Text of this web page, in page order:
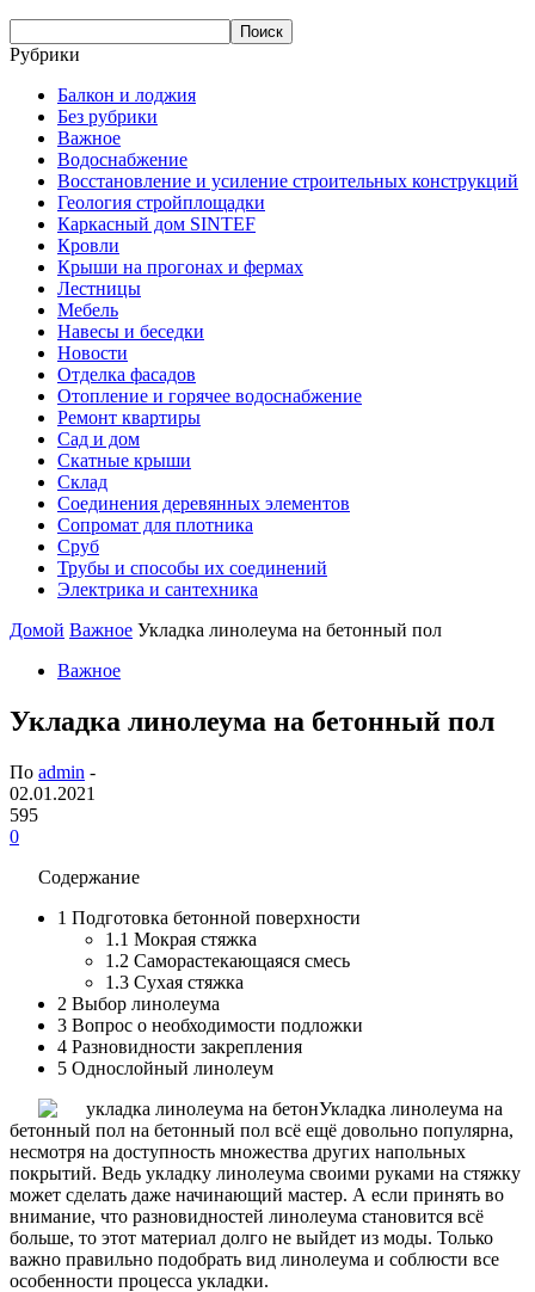
Рубрики
Балкон и лоджия
Без рубрики
Важное
Водоснабжение
Восстановление и усиление строительных конструкций
Геология стройплощадки
Каркасный дом SINTEF
Кровли
Крыши на прогонах и фермах
Лестницы
Мебель
Навесы и беседки
Новости
Отделка фасадов
Отопление и горячее водоснабжение
Ремонт квартиры
Сад и дом
Скатные крыши
Склад
Соединения деревянных элементов
Сопромат для плотника
Сруб
Трубы и способы их соединений
Электрика и сантехника
Домой Важное Укладка линолеума на бетонный пол
Важное
Укладка линолеума на бетонный пол
По admin -
02.01.2021
595
0
Содержание
1 Подготовка бетонной поверхности
1.1 Мокрая стяжка
1.2 Саморастекающаяся смесь
1.3 Сухая стяжка
2 Выбор линолеума
3 Вопрос о необходимости подложки
4 Разновидности закрепления
5 Однослойный линолеум
Укладка линолеума на
бетонный пол на бетонный пол всё ещё довольно популярна,
несмотря на доступность множества других напольных
покрытий. Ведь укладку линолеума своими руками на стяжку
может сделать даже начинающий мастер. А если принять во
внимание, что разновидностей линолеума становится всё
больше, то этот материал долго не выйдет из моды. Только
важно правильно подобрать вид линолеума и соблюсти все
особенности процесса укладки.